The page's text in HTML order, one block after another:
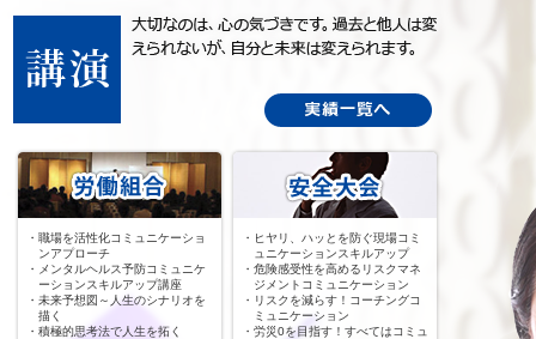
・職場を活性化コミュニケーショ
ンアプローチ
・メンタルヘルス予防コミュニケ
ーションスキルアップ講座
・未来予想図～人生のシナリオを
描く
・積極的思考法で人生を拓く
・ヒヤリ、ハッとを防ぐ現場コミ
ュニケーションスキルアップ
・危険感受性を高めるリスクマネ
ジメントコミュニケーション
・リスクを減らす！コーチングコ
ミュニケーション
・労災0を目指す！すべてはコミュ